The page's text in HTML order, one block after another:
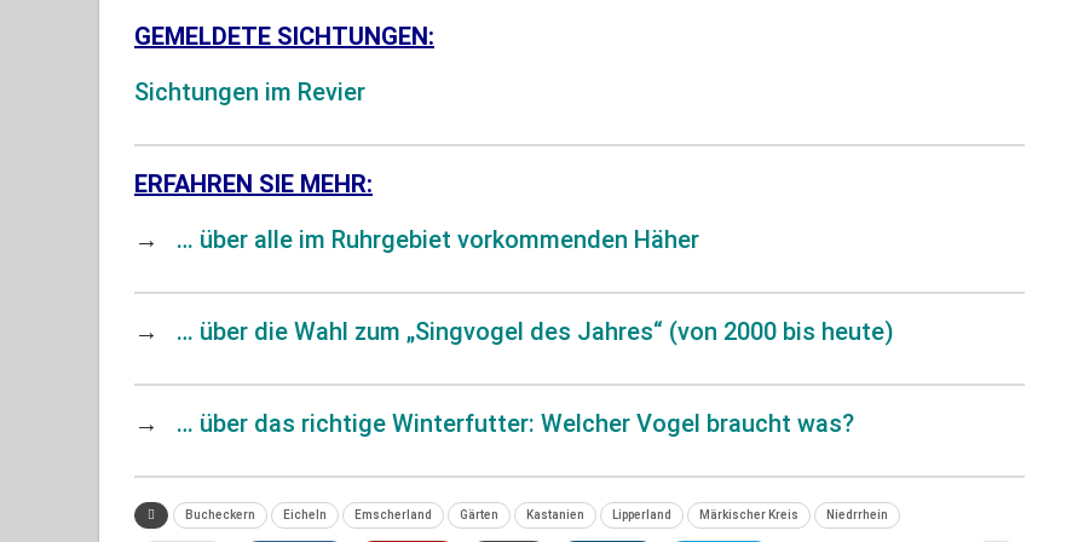
GEMELDETE SICHTUNGEN:
Sichtungen im Revier
ERFAHREN SIE MEHR:
→ … über alle im Ruhrgebiet vorkommenden Häher
→ … über die Wahl zum „Singvogel des Jahres“ (von 2000 bis heute)
→ … über das richtige Winterfutter: Welcher Vogel braucht was?
Bucheckern Eicheln Emscherland Gärten Kastanien Lipperland Märkischer Kreis Niedrrhein